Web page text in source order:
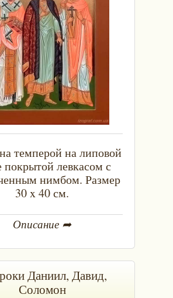
темперой на липовой
покрытой левкасом с
нимбом. Размер
30 x 40 см.
Описание ➦
Даниил, Давид,
Соломон